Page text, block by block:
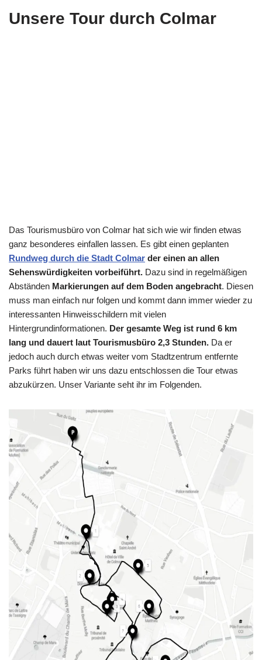
Unsere Tour durch Colmar
Das Tourismusbüro von Colmar hat sich wie wir finden etwas
ganz besonderes einfallen lassen. Es gibt einen geplanten
Rundweg durch die Stadt Colmar der einen an allen
Sehenswürdigkeiten vorbeiführt. Dazu sind in regelmäßigen
Abständen Markierungen auf dem Boden angebracht. Diesen
muss man einfach nur folgen und kommt dann immer wieder zu
interessanten Hinweisschildern mit vielen
Hintergrundinformationen. Der gesamte Weg ist rund 6 km
lang und dauert laut Tourismusbüro 2,3 Stunden. Da er
jedoch auch durch etwas weiter vom Stadtzentrum entfernte
Parks führt haben wir uns dazu entschlossen die Tour etwas
abzukürzen. Unser Variante seht ihr im Folgenden.